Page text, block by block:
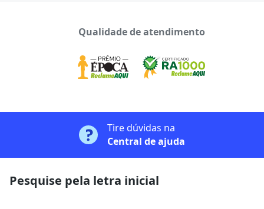
Qualidade de atendimento
Tire dúvidas na
Central de ajuda
Pesquise pela letra inicial